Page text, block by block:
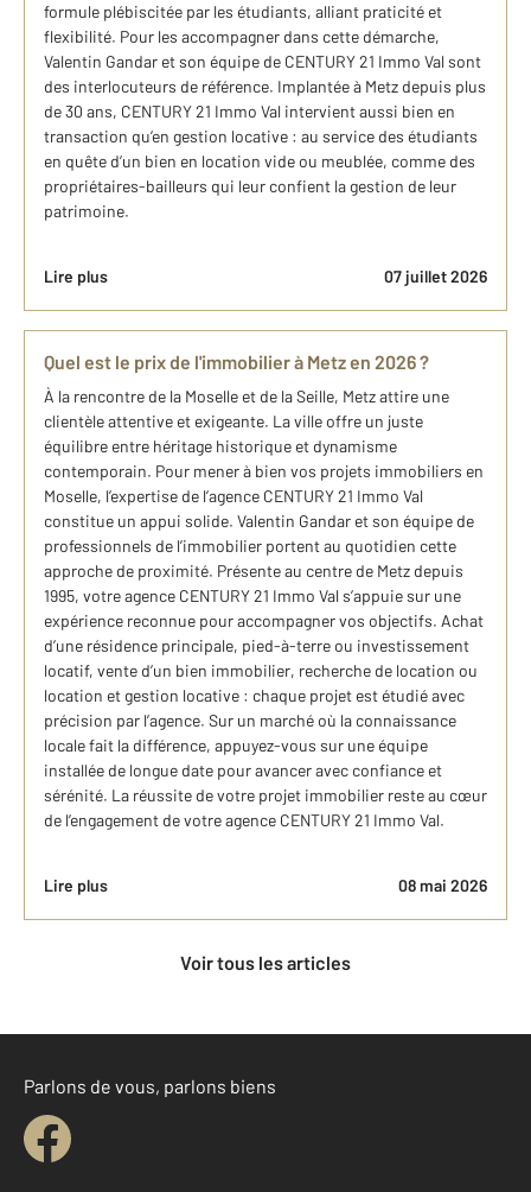
formule plébiscitée par les étudiants, alliant praticité et
flexibilité. Pour les accompagner dans cette démarche,
Valentin Gandar et son équipe de CENTURY 21 Immo Val sont
des interlocuteurs de référence. Implantée à Metz depuis plus
de 30 ans, CENTURY 21 Immo Val intervient aussi bien en
transaction qu’en gestion locative : au service des étudiants
en quête d’un bien en location vide ou meublée, comme des
propriétaires-bailleurs qui leur confient la gestion de leur
patrimoine.
Lire plus 07 juillet 2026
Quel est le prix de l'immobilier à Metz en 2026 ?
À la rencontre de la Moselle et de la Seille, Metz attire une
clientèle attentive et exigeante. La ville offre un juste
équilibre entre héritage historique et dynamisme
contemporain. Pour mener à bien vos projets immobiliers en
Moselle, l’expertise de l’agence CENTURY 21 Immo Val
constitue un appui solide. Valentin Gandar et son équipe de
professionnels de l’immobilier portent au quotidien cette
approche de proximité. Présente au centre de Metz depuis
1995, votre agence CENTURY 21 Immo Val s’appuie sur une
expérience reconnue pour accompagner vos objectifs. Achat
d’une résidence principale, pied-à-terre ou investissement
locatif, vente d’un bien immobilier, recherche de location ou
location et gestion locative : chaque projet est étudié avec
précision par l’agence. Sur un marché où la connaissance
locale fait la différence, appuyez-vous sur une équipe
installée de longue date pour avancer avec confiance et
sérénité. La réussite de votre projet immobilier reste au cœur
de l’engagement de votre agence CENTURY 21 Immo Val.
Lire plus 08 mai 2026
Voir tous les articles
Parlons de vous, parlons biens